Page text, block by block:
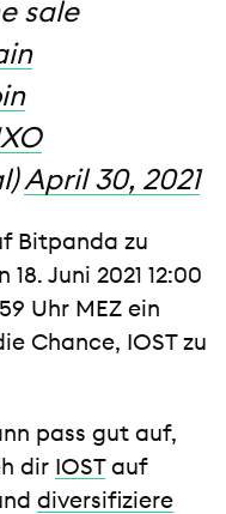
sale
April 30, 2021
Bitpanda zu
Juni 2021 12:00
Uhr MEZ ein
Chance, IOST zu
pass gut auf,
dir IOSTauf
diversifiziere